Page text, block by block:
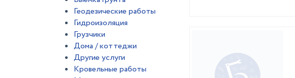
Геодезические работы
Гидроизоляция
Грузчики
Дома / коттеджи
Другие услуги
Кровельные работы